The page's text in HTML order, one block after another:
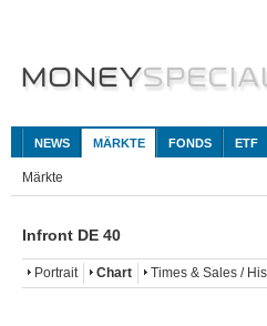
NEWS MÄRKTE FONDS ETF
Märkte
Infront DE 40
Portrait Chart Times & Sales /